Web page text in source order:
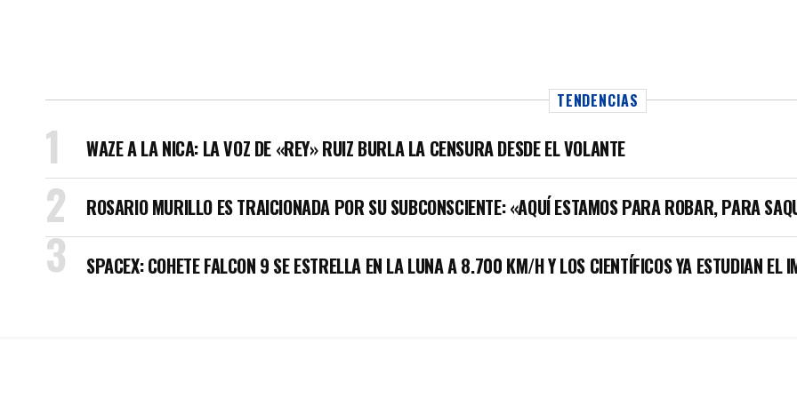
TENDENCIAS
WAZE A LA NICA: LA VOZ DE «REY» RUIZ BURLA LA CENSURA DESDE EL VOLANTE
ROSARIO MURILLO ES TRAICIONADA POR SU SUBCONSCIENTE: «AQUÍ ESTAMOS PARA ROBAR, PARA
SPACEX: COHETE FALCON 9 SE ESTRELLA EN LA LUNA A 8.700 KM/H Y LOS CIENTÍFICOS YA ESTUDIAN EL